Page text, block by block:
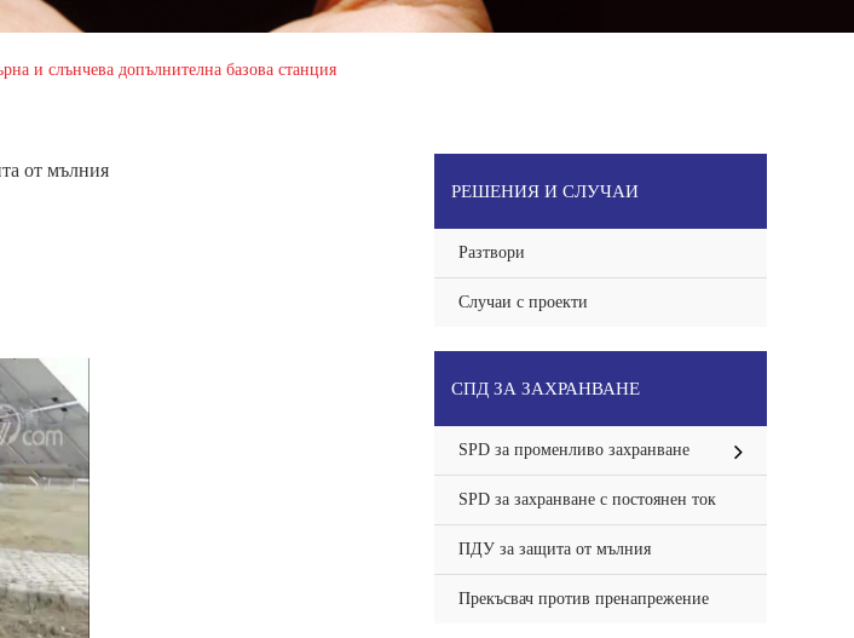
и слънчева допълнителна базова станция
от мълния
РЕШЕНИЯ И СЛУЧАИ
Разтвори
Случаи с проекти
СПД ЗА ЗАХРАНВАНЕ
SPD за променливо захранване
SPD за захранване с постоянен ток
ПДУ за защита от мълния
Прекъсвач против пренапрежение